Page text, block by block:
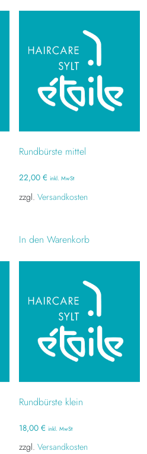
Rundbürste mittel
22,00€ inkl. MwSt
zzgl.Versandkosten
In den Warenkorb
Rundbürste klein
18,00€ inkl. MwSt
zzgl.Versandkosten